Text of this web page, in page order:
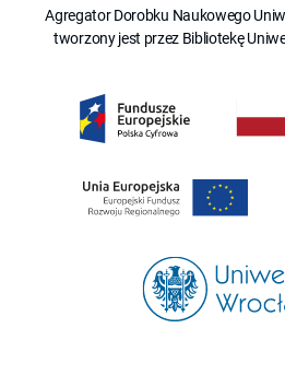
Agregator Dorobku Naukowego
tworzony jest przez Bibliotekę